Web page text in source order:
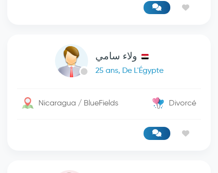
ولاء سامي
25 ans, De L'Égypte
Nicaragua / BlueFields Divorcé